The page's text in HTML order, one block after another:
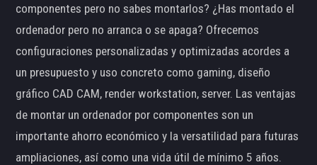
componentes pero no sabes montarlos? ¿Has montado el
ordenador pero no arranca o se apaga? Ofrecemos
configuraciones personalizadas y optimizadas acordes a
un presupuesto y uso concreto como gaming, diseño
gráfico CAD CAM, render workstation, server. Las ventajas
de montar un ordenador por componentes son un
importante ahorro económico y la versatilidad para futuras
ampliaciones, así como una vida útil de mínimo 5 años.